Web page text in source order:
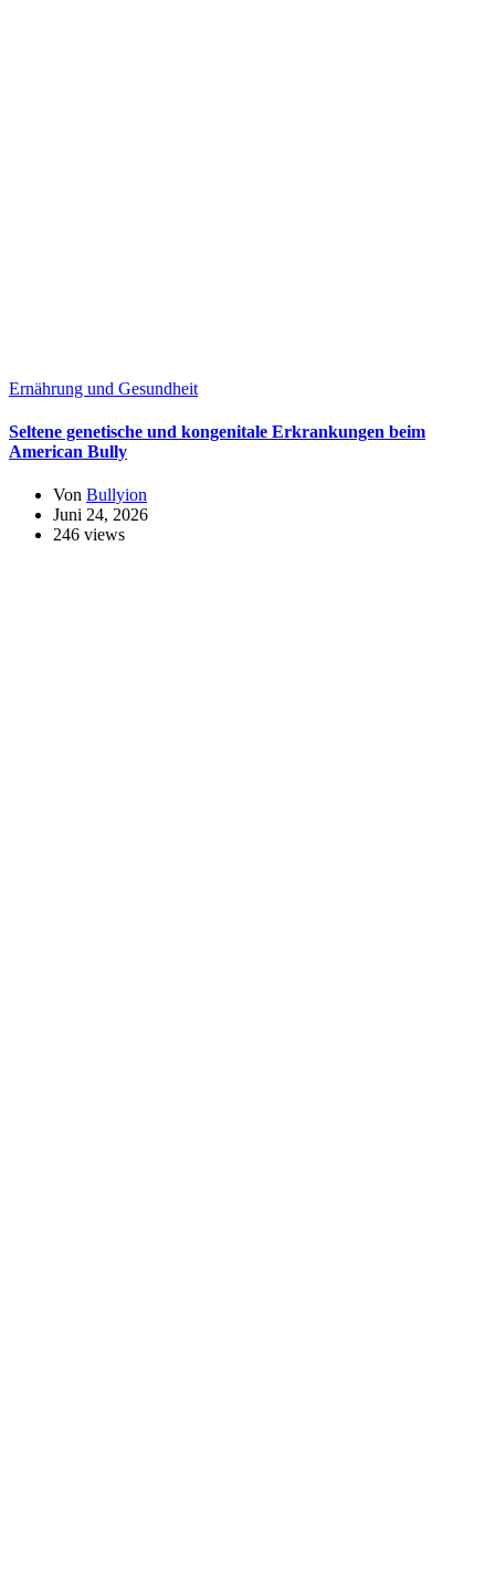
Ernährung und Gesundheit
Seltene genetische und kongenitale Erkrankungen beim
American Bully
Von Bullyion
Juni 24, 2026
246 views